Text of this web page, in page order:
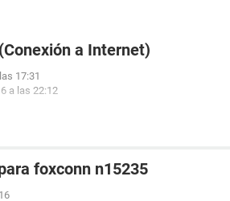
a Internet)
17:31
a las 22:12
foxconn n15235